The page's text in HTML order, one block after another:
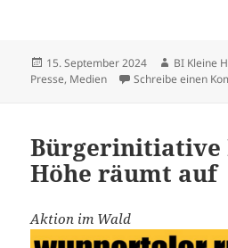
Veröffentlicht
am
15. September 2024 Autor
BI Kleine
Presse, Medien
Schreibe einen
Bürgerinitiative
Höhe räumt auf
Aktion im Wald